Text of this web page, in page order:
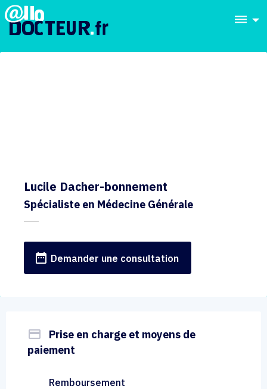
dehaze
Lucile Dacher-bonnement
Spécialiste en Médecine Générale
date_range Demander une consultation
payment
Prise en charge et moyens de
paiement
Remboursement